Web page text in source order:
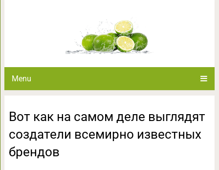
Menu
Вот как на самом деле выглядят
создатели всемирно известных
брендов